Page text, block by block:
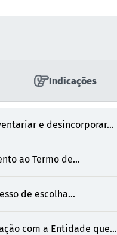
Indicações
e desincorporar...
ao Termo de...
de escolha...
com a Entidade que...